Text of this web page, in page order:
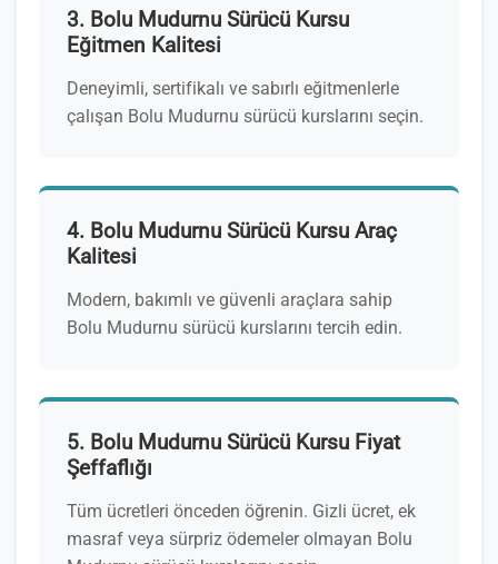
3. Bolu Mudurnu Sürücü Kursu
Eğitmen Kalitesi
Deneyimli, sertifikalı ve sabırlı eğitmenlerle
çalışan Bolu Mudurnu sürücü kurslarını seçin.
4. Bolu Mudurnu Sürücü Kursu Araç
Kalitesi
Modern, bakımlı ve güvenli araçlara sahip
Bolu Mudurnu sürücü kurslarını tercih edin.
5. Bolu Mudurnu Sürücü Kursu Fiyat
Şeffaflığı
Tüm ücretleri önceden öğrenin. Gizli ücret, ek
masraf veya sürpriz ödemeler olmayan Bolu